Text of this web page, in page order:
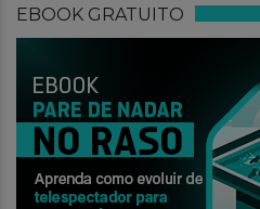
EBOOK GRATUITO